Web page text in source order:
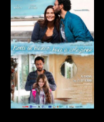
VAI ALLA SCHEDA